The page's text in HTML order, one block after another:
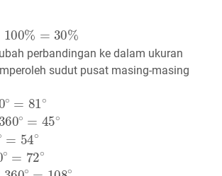
× 100 30%
perbandingan ke dalam ukuran
sudut pusat masing-masing
∘ 81∘
360∘ =45∘
=54 ∘
∘ 72∘
× 360∘ 108